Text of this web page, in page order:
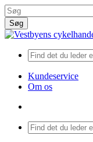
Skip
to
main
content
Søg
Close
Kundeservice
Om os
Menu